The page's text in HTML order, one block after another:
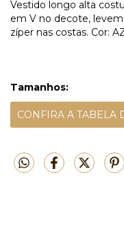
Vestido longo alta
em V no decote,
zíper nas costas. Cor:
Tamanhos:
CONFIRA A TABELA